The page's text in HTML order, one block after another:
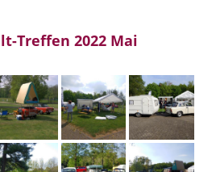
Treffen 2022 Mai